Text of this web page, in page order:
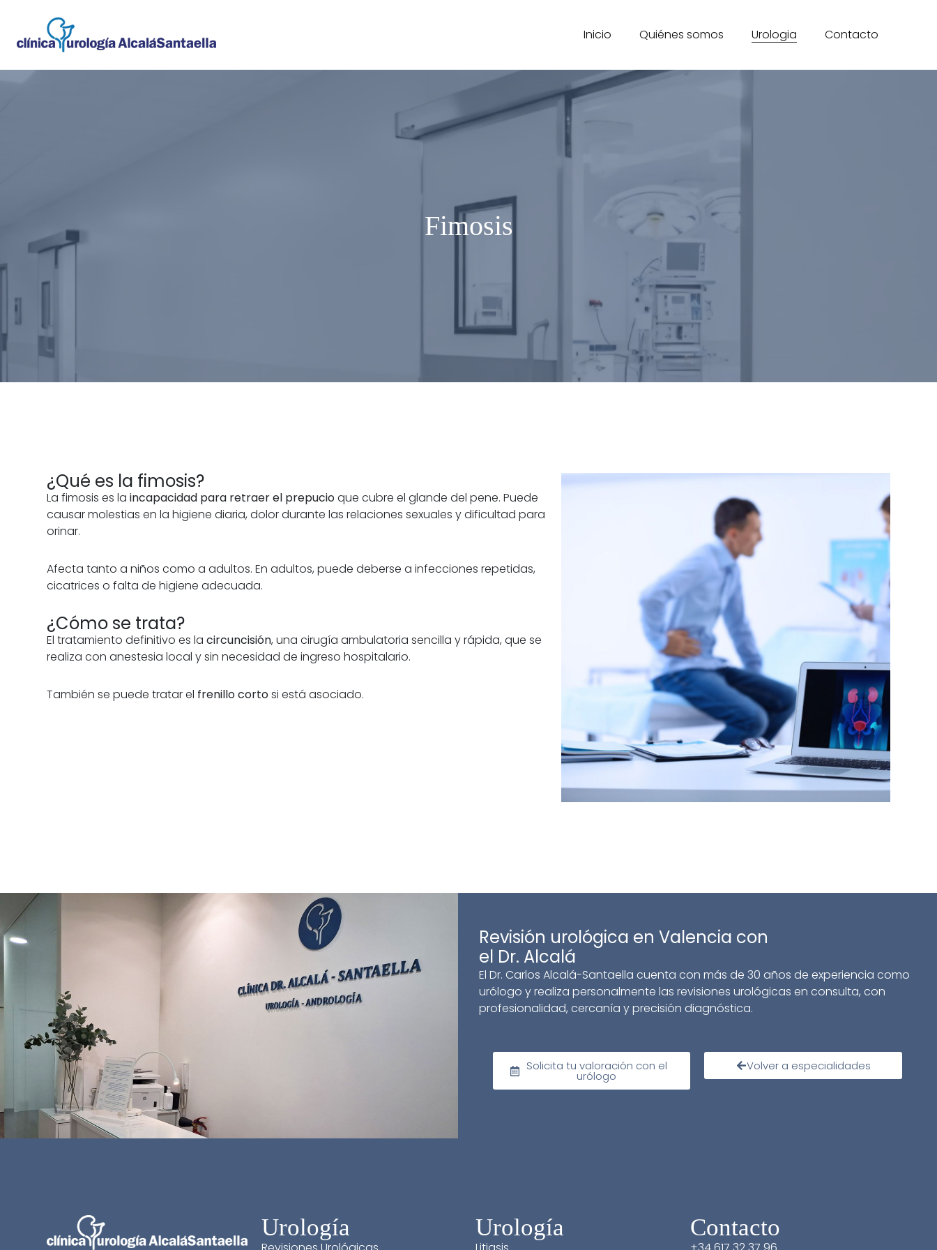
Inicio Quiénes somos Urologia Contacto
Fimosis
¿Qué es la fimosis?
La fimosis es la incapacidad para retraer el prepucioque cubre el glande del pene. Puede
causar molestias en la higiene diaria, dolor durante las relaciones sexuales y dificultad para
orinar.
Afecta tanto a niños como a adultos. En adultos, puede deberse a infecciones repetidas,
cicatrices o falta de higiene adecuada.
¿Cómo se trata?
El tratamiento definitivo es la circuncisión, una cirugía ambulatoria sencilla y rápida, que se
realiza con anestesia local y sin necesidad de ingreso hospitalario.
También se puede tratar el frenillo cortosi está asociado.
Revisión urológica en Valencia con
el Dr. Alcalá
El Dr. Carlos Alcalá-Santaella cuenta con más de 30 años de experiencia como
urólogo y realiza personalmente las revisiones urológicas en consulta, con
profesionalidad, cercanía y precisión diagnóstica.
Solicita tu valoración con el
urólogo
Volver a especialidades
Urología Urología Contacto